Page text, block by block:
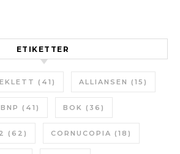
ETIKETTER
(41) ALLIANSEN (15)
BNP (41) BOK (36)
(62) CORNUCOPIA (18)